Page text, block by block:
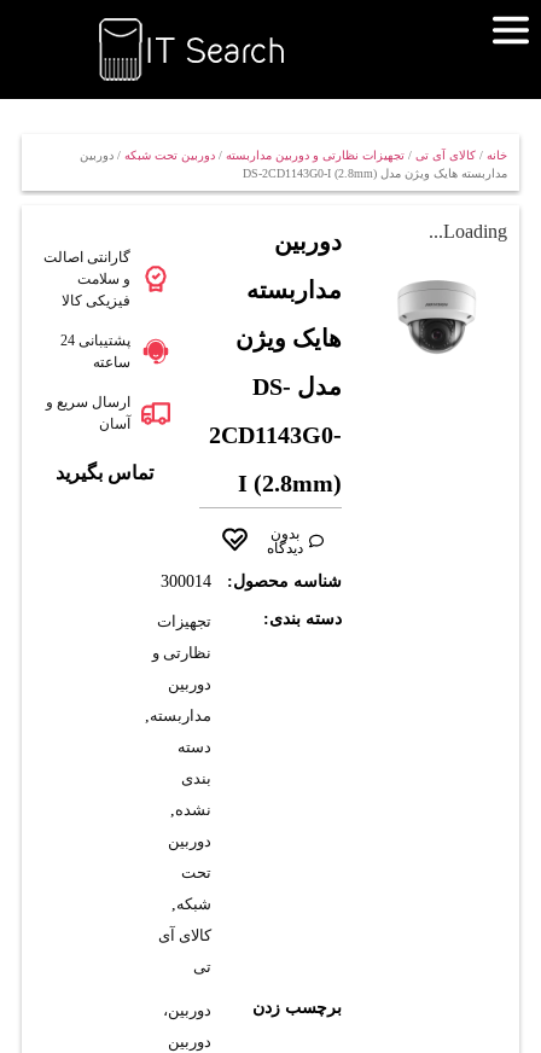
خانه/ کالای آی تی/ تجهیزات نظارتی و دوربین مداربسته/ دوربین تحت شبکه/ دوربین
مداربسته هایک ویژن مدل DS-2CD1143G0-I (2.8mm)
Loading...
دوربین
مداربسته
هایک ویژن
مدل DS-
2CD1143G0-
I (2.8mm)
بدون
دیدگاه
شناسه محصول: 300014
دسته بندی:
تجهیزات
نظارتی و
دوربین
مداربسته,
دسته
بندی
نشده,
دوربین
تحت
شبکه,
کالای آی
تی
برچسب زدن
دوربین،
دوربین
گارانتی اصالت
و سلامت
فیزیکی کالا
پشتیبانی 24
ساعته
ارسال سریع و
آسان
تماس بگیرید